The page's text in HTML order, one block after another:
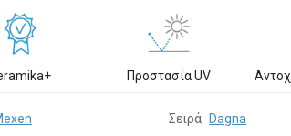
Προστασία UV
Σειρά: Dagna